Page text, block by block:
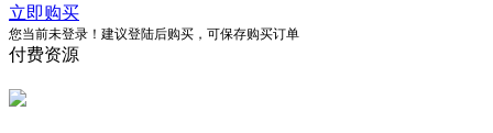
立即购买
您当前未登录！建议登陆后购买，可保存购买订单
付费资源